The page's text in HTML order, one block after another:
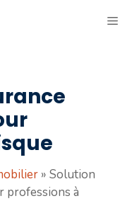
» Solution
professions à